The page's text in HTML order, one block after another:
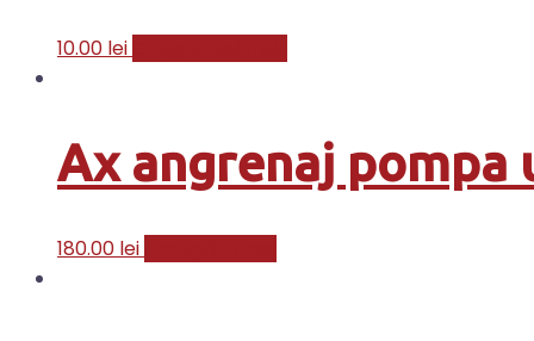
10.00 lei
Ax angrenaj pompa
180.00 lei